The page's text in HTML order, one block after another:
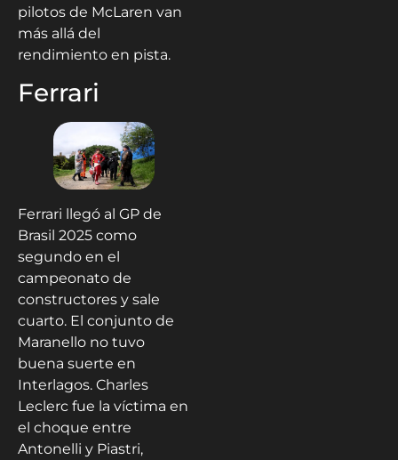
pilotos de McLaren van
más allá del
rendimiento en pista.
Ferrari
Ferrari llegó al GP de
Brasil 2025 como
segundo en el
campeonato de
constructores y sale
cuarto. El conjunto de
Maranello no tuvo
buena suerte en
Interlagos. Charles
Leclerc fue la víctima en
el choque entre
Antonelli y Piastri,